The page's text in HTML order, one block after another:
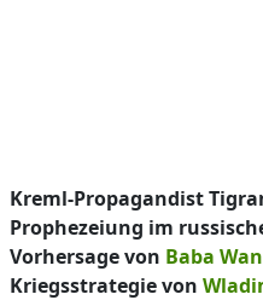
Kreml-Propagandist
Prophezeiung im
Vorhersage von Baba
Kriegsstrategie von